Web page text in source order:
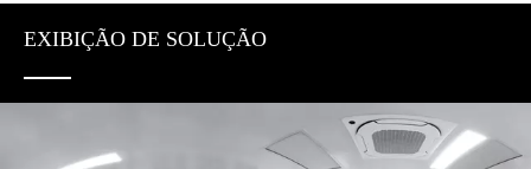
EXIBIÇÃO DE SOLUÇÃO